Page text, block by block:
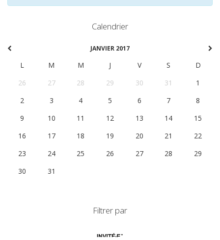
Calendrier
JANVIER 2017
L M M J V S
D
26
27 28 29 30 31
1
2
3 4 5 6 7
8
9
10 11 12 13 14
15
16
17 18 19 20 21
22
23
24 25 26 27 28
29
30
31
Filtrer par